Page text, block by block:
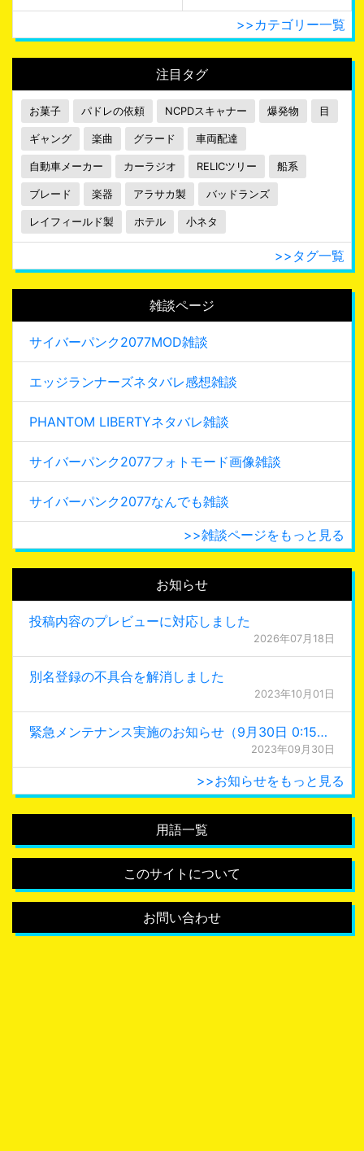
>>カテゴリー一覧
注目タグ
お菓子 パドレの依頼 NCPDスキャナー 爆発物 目
ギャング 楽曲 グラード 車両配達
自動車メーカー カーラジオ RELICツリー 船系
ブレード 楽器 アラサカ製 バッドランズ
レイフィールド製 ホテル 小ネタ
>>タグ一覧
雑談ページ
サイバーパンク2077MOD雑談
エッジランナーズネタバレ感想雑談
PHANTOM LIBERTYネタバレ雑談
サイバーパンク2077フォトモード画像雑談
サイバーパンク2077なんでも雑談
>>雑談ページをもっと見る
お知らせ
投稿内容のプレビューに対応しました
2026年07月18日
別名登録の不具合を解消しました
2023年10月01日
緊急メンテナンス実施のお知らせ（9月30日 0:15更新）
2023年09月30日
>>お知らせをもっと見る
用語一覧
このサイトについて
お問い合わせ